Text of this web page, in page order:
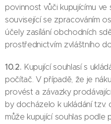
povinnost vůči kupujícímu ve
související se zpracováním
účely zasílání obchodních
prostřednictvím zvláštního
10.2. Kupující souhlasí s
počítač. V případě, že je
provést a závazky
by docházelo k ukládání tzv.
může kupující souhlas